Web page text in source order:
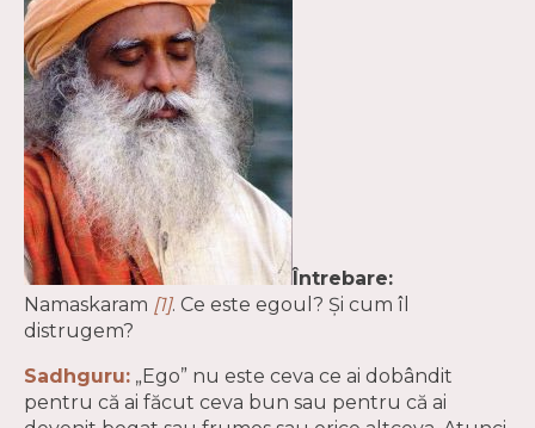
Întrebare:
Namaskaram [1]. Ce este egoul? Și cum îl
distrugem?
Sadhguru: „Ego” nu este ceva ce ai dobândit
pentru că ai făcut ceva bun sau pentru că ai